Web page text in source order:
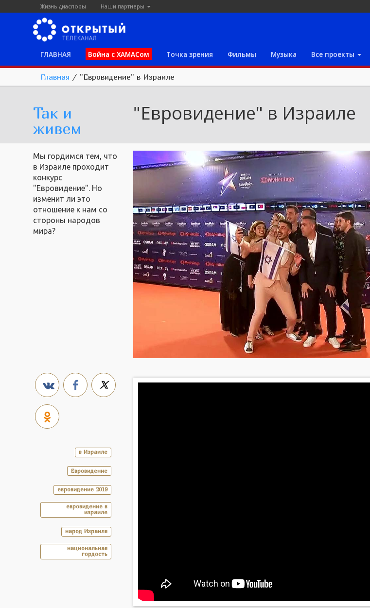
Жизнь диаспоры Наши партнеры
ГЛАВНАЯ Война с ХАМАСом Точка зрения Фильмы Музыка Все проекты
Главная / "Евровидение" в Израиле
Так и
живем
"Евровидение" в Израиле
Мы гордимся тем, что
в Израиле проходит
конкурс
"Евровидение". Но
изменит ли это
отношение к нам со
стороны народов
мира?
в Израиле
Евровидение
евровидение 2019
евровидение в
израиле
народ Израиля
национальная
гордость